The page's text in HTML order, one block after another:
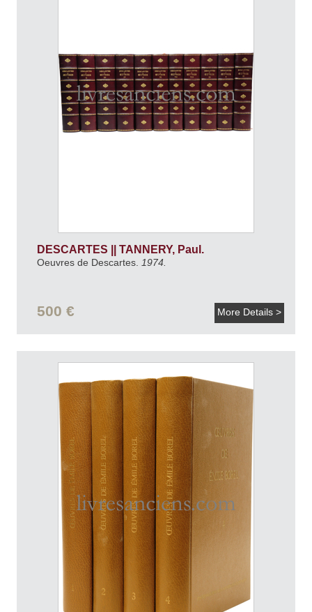
DESCARTES || TANNERY, Paul.
Oeuvres de Descartes. 1974.
500 € More Details >